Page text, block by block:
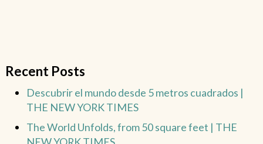
Recent Posts
Descubrir el mundo desde 5 metros cuadrados |
THE NEW YORK TIMES
The World Unfolds, from 50 square feet | THE